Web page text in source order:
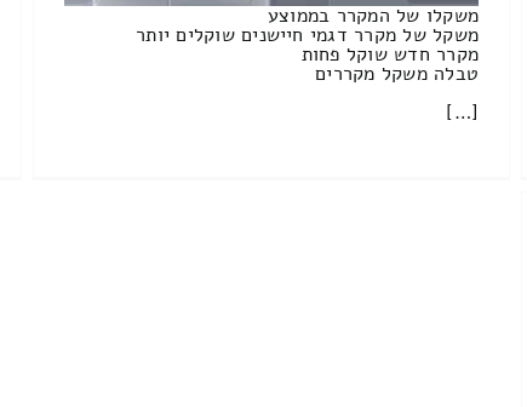
משקלו של המקרר בממוצע
משקל של מקרר דגמי חיישנים שוקלים יותר
מקרר חדש שוקל פחות
טבלה משקל מקררים
[…]